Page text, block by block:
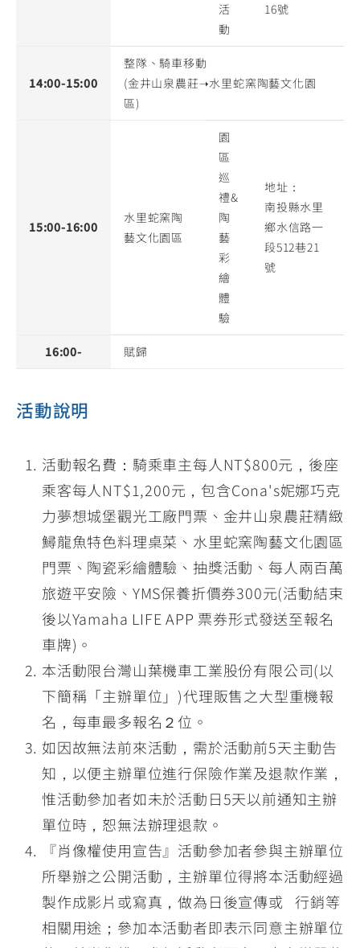
活
動
16號
14:00-15:00
整隊、騎車移動
(金井山泉農莊➝水里蛇窯陶藝文化園
區)
15:00-16:00
水里蛇窯陶
藝文化園區
園
區
巡
禮&
陶
藝
彩
繪
體
驗
地址：
南投縣水里
鄉水信路一
段512巷21
號
16:00- 賦歸
活動說明
活動報名費：騎乘車主每人NT$800元，後座
乘客每人NT$1,200元，包含Cona's妮娜巧克
力夢想城堡觀光工廠門票、金井山泉農莊精緻
鱘龍魚特色料理桌菜、水里蛇窯陶藝文化園區
門票、陶瓷彩繪體驗、抽獎活動、每人兩百萬
旅遊平安險、YMS保養折價券300元(活動結束
後以Yamaha LIFE APP 票券形式發送至報名
車牌)。
本活動限台灣山葉機車工業股份有限公司(以
下簡稱「主辦單位」)代理販售之大型重機報
名，每車最多報名２位。
如因故無法前來活動，需於活動前5天主動告
知，以便主辦單位進行保險作業及退款作業，
惟活動參加者如未於活動日5天以前通知主辦
單位時，恕無法辦理退款。
『肖像權使用宣告』活動參加者參與主辦單位
所舉辦之公開活動，主辦單位得將本活動經過
製作成影片或寫真，做為日後宣傳或 行銷等
相關用途；參加本活動者即表示同意主辦單位